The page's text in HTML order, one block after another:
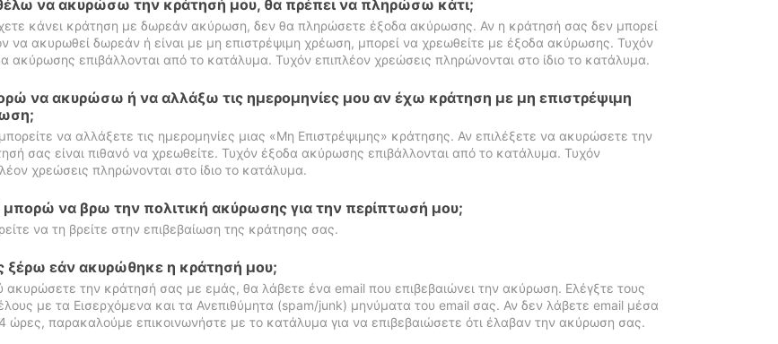
να ακυρώσω την κράτησή μου, θα πρέπει να πληρώσω κάτι;
κάνει κράτηση με δωρεάν ακύρωση, δεν θα πληρώσετε έξοδα ακύρωσης. Αν η κράτησή σας δεν μπορεί
να ακυρωθεί δωρεάν ή είναι με μη επιστρέψιμη χρέωση, μπορεί να χρεωθείτε με έξοδα ακύρωσης. Τυχόν
ακύρωσης επιβάλλονται από το κατάλυμα. Τυχόν επιπλέον χρεώσεις πληρώνονται στο ίδιο το κατάλυμα.
να ακυρώσω ή να αλλάξω τις ημερομηνίες μου αν έχω κράτηση με μη επιστρέψιμη
να αλλάξετε τις ημερομηνίες μιας «Μη Επιστρέψιμης» κράτησης. Αν επιλέξετε να ακυρώσετε την
σας είναι πιθανό να χρεωθείτε. Τυχόν έξοδα ακύρωσης επιβάλλονται από το κατάλυμα. Τυχόν
χρεώσεις πληρώνονται στο ίδιο το κατάλυμα.
μπορώ να βρω την πολιτική ακύρωσης για την περίπτωσή μου;
να τη βρείτε στην επιβεβαίωση της κράτησης σας.
ξέρω εάν ακυρώθηκε η κράτησή μου;
ακυρώσετε την κράτησή σας με εμάς, θα λάβετε ένα email που επιβεβαιώνει την ακύρωση. Ελέγξτε τους
με τα Εισερχόμενα και τα Ανεπιθύμητα (spam/junk) μηνύματα του email σας. Αν δεν λάβετε email μέσα
ώρες, παρακαλούμε επικοινωνήστε με το κατάλυμα για να επιβεβαιώσετε ότι έλαβαν την ακύρωση σας.